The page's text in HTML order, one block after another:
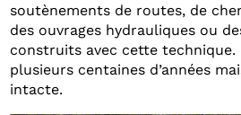
soutènements de routes, de
des ouvrages hydrauliques ou
construits avec cette
plusieurs centaines d’années
intacte.